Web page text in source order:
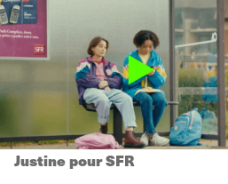
Justine pour SFR